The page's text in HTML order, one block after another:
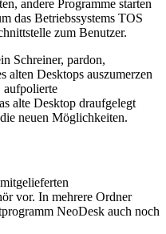
andere Programme starten
das Betriebssystems TOS
zum Benutzer.
Schreiner, pardon,
alten Desktops auszumerzen
aufpolierte
alte Desktop draufgelegt
neuen Möglichkeiten.
vor. In mehrere Ordner
NeoDesk auch noch